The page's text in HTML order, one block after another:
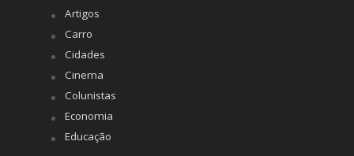
Artigos
Carro
Cidades
Cinema
Colunistas
Economia
Educação